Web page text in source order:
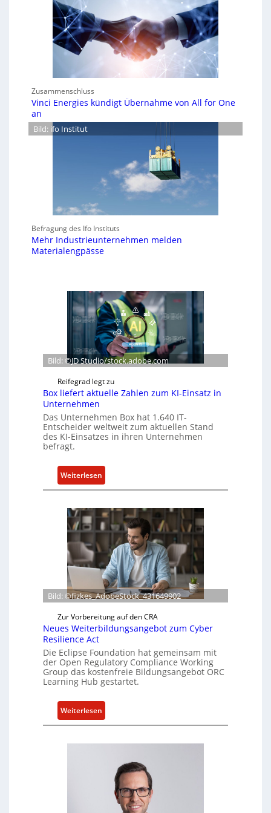
Zusammenschluss
Vinci Energies kündigt Übernahme von All for One
an
Bild: ifo Institut
Befragung des Ifo Instituts
Mehr Industrieunternehmen melden
Materialengpässe
Bild: ©JD Studio/stock.adobe.com
Reifegrad legt zu
Box liefert aktuelle Zahlen zum KI-Einsatz in
Unternehmen
Das Unternehmen Box hat 1.640 IT-
Entscheider weltweit zum aktuellen Stand
des KI-Einsatzes in ihren Unternehmen
befragt.
Weiterlesen
B
x
l
e
f
e
r
t
a
k
u
e
l
e
Z
a
h
Bild: ©fizkes_AdobeStock_431649902
Zur Vorbereitung auf den CRA
Neues Weiterbildungsangebot zum Cyber
Resilience Act
Die Eclipse Foundation hat gemeinsam mit
der Open Regulatory Compliance Working
Group das kostenfreie Bildungsangebot ORC
Learning Hub gestartet.
Weiterlesen
N